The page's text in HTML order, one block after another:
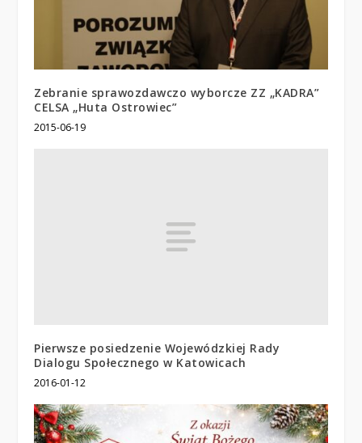
Zebranie sprawozdawczo wyborcze ZZ „KADRA”
CELSA „Huta Ostrowiec”
2015-06-19
Pierwsze posiedzenie Wojewódzkiej Rady
Dialogu Społecznego w Katowicach
2016-01-12